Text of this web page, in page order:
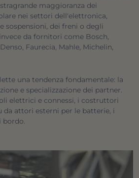
maggioranza dei
nei settori dell'elettronica,
sospensioni, dei freni o degli
da fornitori come Bosch,
Faurecia, Mahle, Michelin,
una tendenza fondamentale: la
e specializzazione dei partner.
elettrici e connessi, i costruttori
da attori esterni per le batterie, i
bordo.